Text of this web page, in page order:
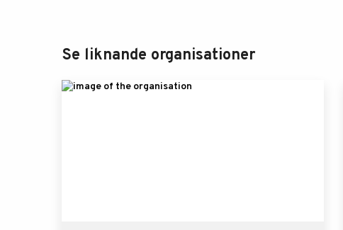
Se liknande organisationer